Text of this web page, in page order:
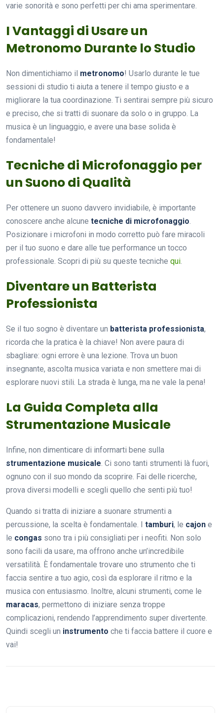
varie sonorità e sono perfetti per chi ama sperimentare.
I Vantaggi di Usare un
Metronomo Durante lo Studio
Non dimentichiamo il metronomo! Usarlo durante le tue
sessioni di studio ti aiuta a tenere il tempo giusto e a
migliorare la tua coordinazione. Ti sentirai sempre più sicuro
e preciso, che si tratti di suonare da solo o in gruppo. La
musica è un linguaggio, e avere una base solida è
fondamentale!
Tecniche di Microfonaggio per
un Suono di Qualità
Per ottenere un suono davvero invidiabile, è importante
conoscere anche alcune tecniche di microfonaggio.
Posizionare i microfoni in modo corretto può fare miracoli
per il tuo suono e dare alle tue performance un tocco
professionale. Scopri di più su queste tecniche qui.
Diventare un Batterista
Professionista
Se il tuo sogno è diventare un batterista professionista,
ricorda che la pratica è la chiave! Non avere paura di
sbagliare: ogni errore è una lezione. Trova un buon
insegnante, ascolta musica variata e non smettere mai di
esplorare nuovi stili. La strada è lunga, ma ne vale la pena!
La Guida Completa alla
Strumentazione Musicale
Infine, non dimenticare di informarti bene sulla
strumentazione musicale. Ci sono tanti strumenti là fuori,
ognuno con il suo mondo da scoprire. Fai delle ricerche,
prova diversi modelli e scegli quello che senti più tuo!
Quando si tratta di iniziare a suonare strumenti a
percussione, la scelta è fondamentale. I tamburi, le cajon e
le congas sono tra i più consigliati per i neofiti. Non solo
sono facili da usare, ma offrono anche un’incredibile
versatilità. È fondamentale trovare uno strumento che ti
faccia sentire a tuo agio, così da esplorare il ritmo e la
musica con entusiasmo. Inoltre, alcuni strumenti, come le
maracas, permettono di iniziare senza troppe
complicazioni, rendendo l’apprendimento super divertente.
Quindi scegli un instrumento che ti faccia battere il cuore e
vai!